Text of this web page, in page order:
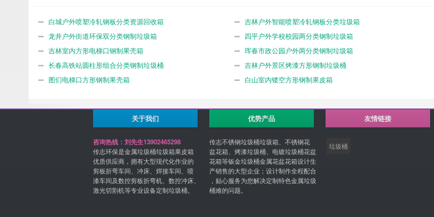
白城户外喷塑冷轧钢板分类资源回收箱
吉林户外智能喷塑冷轧钢板分类垃圾箱
龙井户外街道环保双分类钢制垃圾箱
四平户外学校校园两分类钢制垃圾箱
吉林室内方形电梯口钢制果壳箱
珲春市政公园户外两分类钢制垃圾箱
长春高铁站圆柱形组合分类钢制垃圾桶
吉林户外景区烤漆方形钢制垃圾桶
图们电梯口方形钢制果壳箱
白山室内镂空方形钢制果皮箱
关于我们
咨询热线：刘先生13902465298
传志环保是金属垃圾桶垃圾箱果皮箱
优质供应商，拥有大型现代化作业的
剪板折弯车间、冲床、焊接车间、喷
漆车间及数控剪板折弯机、数控冲床、
激光切割机等专业设备定制垃圾桶。
优势产品
传志不锈钢垃圾桶垃圾箱、不锈钢花
盆花箱、烤漆垃圾桶、电镀垃圾桶花盆
花箱等钣金垃圾桶金属花盆花箱设计生
产销售的大型企业；设计制作全程配合
，贴心服务为您解决定制特色金属垃圾
桶难的问题。
友情链接
垃圾桶